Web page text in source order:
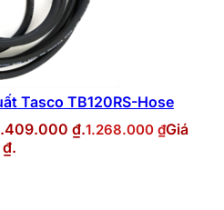
Tasco TB120RS-Hose
₫.1.268.000 ₫Giá